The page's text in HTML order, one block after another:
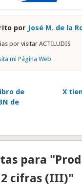
por José M. de la
por visitar ACTILUDIS
mi Página Web
de
de
X
para
cifras (III)"